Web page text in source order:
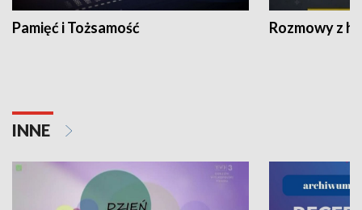
Pamięć i Tożsamość Rozmowy z
INNE